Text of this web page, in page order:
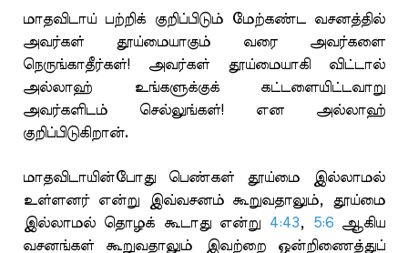
மாதவிடாய் பற்றிக் குறிப்பிடும் மேற்கண்ட வசனத்தில்
அவர்கள் தூய்மையாகும் வரை அவர்களை
நெருங்காதீர்கள்! அவர்கள் தூய்மையாகி விட்டால்
அல்லாஹ் உங்களுக்குக் கட்டளையிட்டவாறு
அவர்களிடம் செல்லுங்கள்! என அல்லாஹ்
குறிப்பிடுகிறான்.
மாதவிடாயின்போது பெண்கள் தூய்மை இல்லாமல்
உள்ளனர் என்று இவ்வசனம் கூறுவதாலும், தூய்மை
இல்லாமல் தொழக் கூடாது என்று
4:43, 5:6ஆகிய
வசனங்கள் கூறுவதாலும் இவற்றை ஒன்றிணைத்துப்